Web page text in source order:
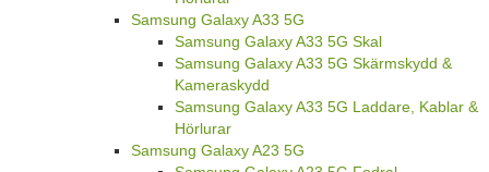
Samsung Galaxy A33 5G
Samsung Galaxy A33 5G Skal
Samsung Galaxy A33 5G Skärmskydd &
Kameraskydd
Samsung Galaxy A33 5G Laddare, Kablar &
Hörlurar
Samsung Galaxy A23 5G